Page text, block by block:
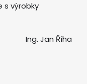
s výrobky
Ing. Jan Říha